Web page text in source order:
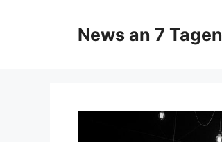
News an 7 Tagen